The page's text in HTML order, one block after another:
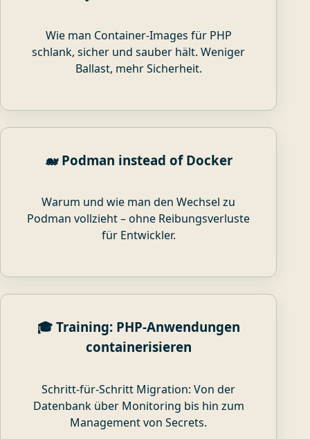
Wie man Container-Images für PHP
schlank, sicher und sauber hält. Weniger
Ballast, mehr Sicherheit.
🐋 Podman instead of Docker
Warum und wie man den Wechsel zu
Podman vollzieht – ohne Reibungsverluste
für Entwickler.
🎓 Training: PHP‑Anwendungen
containerisieren
Schritt-für-Schritt Migration: Von der
Datenbank über Monitoring bis hin zum
Management von Secrets.